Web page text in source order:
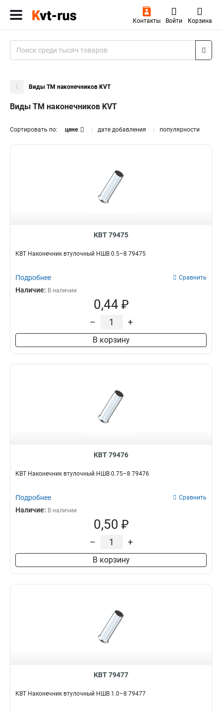
Контакты Войти Корзина
Виды ТМ наконечников KVT
Виды ТМ наконечников KVT
Сортировать по: цене дате добавления популярности
КВТ 79475
КВТ Наконечник втулочный НШВ 0.5–8 79475
Подробнее Сравнить
Наличие: В наличии
0,44 ₽
– +
В корзину
КВТ 79476
КВТ Наконечник втулочный НШВ 0.75–8 79476
Подробнее Сравнить
Наличие: В наличии
0,50 ₽
– +
В корзину
КВТ 79477
КВТ Наконечник втулочный НШВ 1.0–8 79477